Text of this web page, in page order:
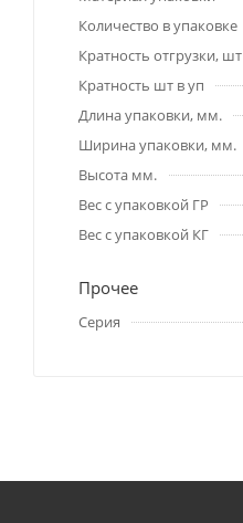
Количество в упаковке
Кратность отгрузки, шт
Кратность шт в уп
Длина упаковки, мм.
Ширина упаковки, мм.
Высота мм.
Вес с упаковкой ГР
Вес с упаковкой КГ
Прочее
Серия